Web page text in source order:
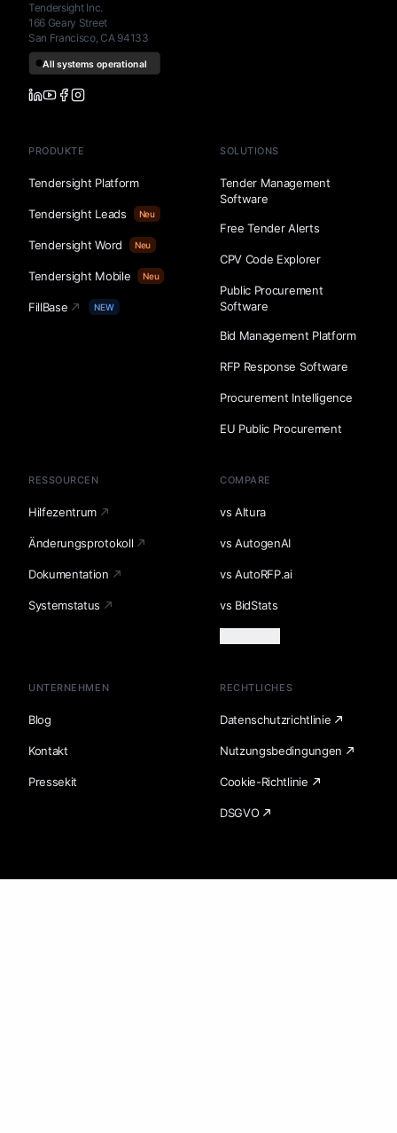
Tendersight Inc.
166 Geary Street
San Francisco, CA 94133
PRODUKTE
Tendersight Platform
Tendersight Leads Neu
Tendersight Word Neu
Tendersight Mobile Neu
FillBase NEW
SOLUTIONS
Tender Management
Software
Free Tender Alerts
CPV Code Explorer
Public Procurement
Software
Bid Management Platform
RFP Response Software
Procurement Intelligence
EU Public Procurement
RESSOURCEN
Hilfezentrum
Änderungsprotokoll
Dokumentation
Systemstatus
COMPARE
vs Altura
vs AutogenAI
vs AutoRFP.ai
vs BidStats
UNTERNEHMEN
Blog
Kontakt
Pressekit
RECHTLICHES
Datenschutzrichtlinie
Nutzungsbedingungen
Cookie-Richtlinie
DSGVO